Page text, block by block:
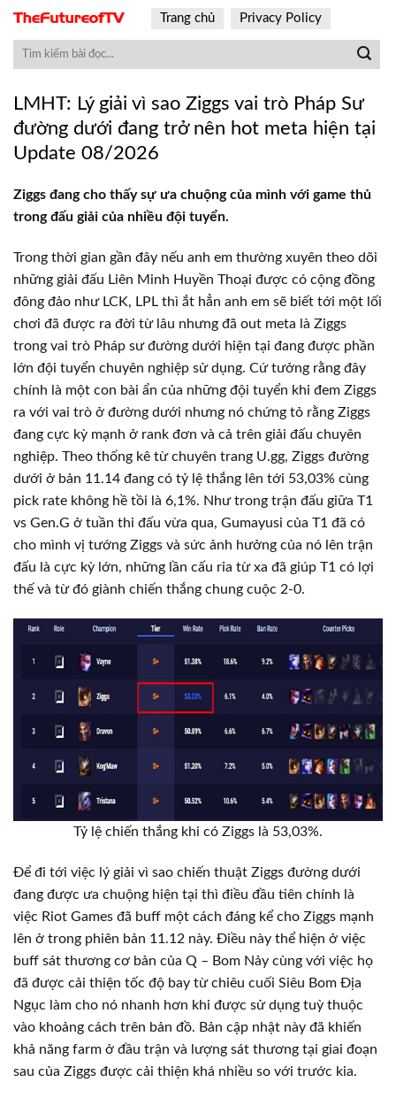
Skip
content
Trang chủ Privacy Policy
LMHT: Lý giải vì sao Ziggs vai trò Pháp Sư
đường dưới đang trở nên hot meta hiện tại
Update 08/2026
Ziggs đang cho thấy sự ưa chuộng của mình với game thủ
trong đấu giải của nhiều đội tuyển.
Trong thời gian gần đây nếu anh em thường xuyên theo dõi
những giải đấu Liên Minh Huyền Thoại được có cộng đồng
đông đảo như LCK, LPL thì ắt hẳn anh em sẽ biết tới một lối
chơi đã được ra đời từ lâu nhưng đã out meta là Ziggs
trong vai trò Pháp sư đường dưới hiện tại đang được phần
lớn đội tuyển chuyên nghiệp sử dụng. Cứ tưởng rằng đây
chính là một con bài ẩn của những đội tuyển khi đem Ziggs
ra với vai trò ở đường dưới nhưng nó chứng tỏ rằng Ziggs
đang cực kỳ mạnh ở rank đơn và cả trên giải đấu chuyên
nghiệp. Theo thống kê từ chuyên trang U.gg, Ziggs đường
dưới ở bản 11.14 đang có tỷ lệ thắng lên tới 53,03% cùng
pick rate không hề tồi là 6,1%. Như trong trận đấu giữa T1
vs Gen.G ở tuần thi đấu vừa qua, Gumayusi của T1 đã có
cho mình vị tướng Ziggs và sức ảnh hưởng của nó lên trận
đấu là cực kỳ lớn, những lần cấu rỉa từ xa đã giúp T1 có lợi
thế và từ đó giành chiến thắng chung cuộc 2-0.
Tỷ lệ chiến thắng khi có Ziggs là 53,03%.
Để đi tới việc lý giải vì sao chiến thuật Ziggs đường dưới
đang được ưa chuộng hiện tại thì điều đầu tiên chính là
việc Riot Games đã buff một cách đáng kể cho Ziggs mạnh
lên ở trong phiên bản 11.12 này. Điều này thể hiện ở việc
buff sát thương cơ bản của Q – Bom Nảy cùng với việc họ
đã được cải thiện tốc độ bay từ chiêu cuối Siêu Bom Địa
Ngục làm cho nó nhanh hơn khi được sử dụng tuỳ thuộc
vào khoảng cách trên bản đồ. Bản cập nhật này đã khiến
khả năng farm ở đầu trận và lượng sát thương tại giai đoạn
sau của Ziggs được cải thiện khá nhiều so với trước kia.